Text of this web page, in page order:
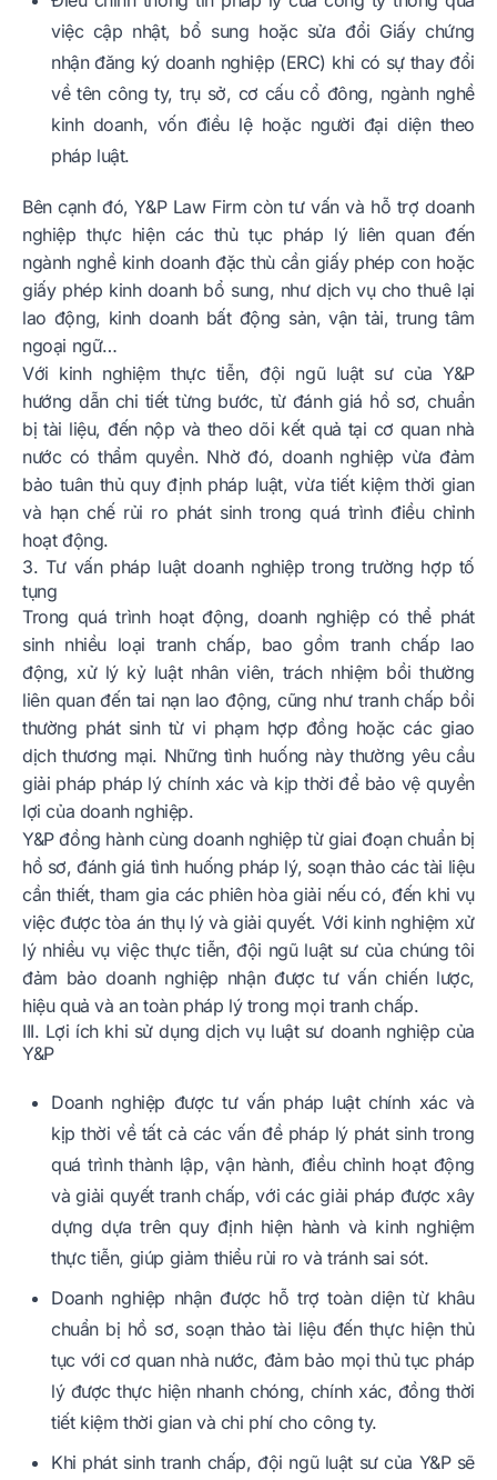
việc cập nhật, bổ sung hoặc sửa đổi Giấy chứng
nhận đăng ký doanh nghiệp (ERC) khi có sự thay đổi
về tên công ty, trụ sở, cơ cấu cổ đông, ngành nghề
kinh doanh, vốn điều lệ hoặc người đại diện theo
pháp luật.
Bên cạnh đó, Y&P Law Firm còn tư vấn và hỗ trợ doanh
nghiệp thực hiện các thủ tục pháp lý liên quan đến
ngành nghề kinh doanh đặc thù cần giấy phép con hoặc
giấy phép kinh doanh bổ sung, như dịch vụ cho thuê lại
lao động, kinh doanh bất động sản, vận tải, trung tâm
ngoại ngữ…
Với kinh nghiệm thực tiễn, đội ngũ luật sư của Y&P
hướng dẫn chi tiết từng bước, từ đánh giá hồ sơ, chuẩn
bị tài liệu, đến nộp và theo dõi kết quả tại cơ quan nhà
nước có thẩm quyền. Nhờ đó, doanh nghiệp vừa đảm
bảo tuân thủ quy định pháp luật, vừa tiết kiệm thời gian
và hạn chế rủi ro phát sinh trong quá trình điều chỉnh
hoạt động.
3. Tư vấn pháp luật doanh nghiệp trong trường hợp tố
tụng
Trong quá trình hoạt động, doanh nghiệp có thể phát
sinh nhiều loại tranh chấp, bao gồm tranh chấp lao
động, xử lý kỷ luật nhân viên, trách nhiệm bồi thường
liên quan đến tai nạn lao động, cũng như tranh chấp bồi
thường phát sinh từ vi phạm hợp đồng hoặc các giao
dịch thương mại. Những tình huống này thường yêu cầu
giải pháp pháp lý chính xác và kịp thời để bảo vệ quyền
lợi của doanh nghiệp.
Y&P đồng hành cùng doanh nghiệp từ giai đoạn chuẩn bị
hồ sơ, đánh giá tình huống pháp lý, soạn thảo các tài liệu
cần thiết, tham gia các phiên hòa giải nếu có, đến khi vụ
việc được tòa án thụ lý và giải quyết. Với kinh nghiệm xử
lý nhiều vụ việc thực tiễn, đội ngũ luật sư của chúng tôi
đảm bảo doanh nghiệp nhận được tư vấn chiến lược,
hiệu quả và an toàn pháp lý trong mọi tranh chấp.
III. Lợi ích khi sử dụng dịch vụ luật sư doanh nghiệp của
Y&P
Doanh nghiệp được tư vấn pháp luật chính xác và
kịp thời về tất cả các vấn đề pháp lý phát sinh trong
quá trình thành lập, vận hành, điều chỉnh hoạt động
và giải quyết tranh chấp, với các giải pháp được xây
dựng dựa trên quy định hiện hành và kinh nghiệm
thực tiễn, giúp giảm thiểu rủi ro và tránh sai sót.
Doanh nghiệp nhận được hỗ trợ toàn diện từ khâu
chuẩn bị hồ sơ, soạn thảo tài liệu đến thực hiện thủ
tục với cơ quan nhà nước, đảm bảo mọi thủ tục pháp
lý được thực hiện nhanh chóng, chính xác, đồng thời
tiết kiệm thời gian và chi phí cho công ty.
Khi phát sinh tranh chấp, đội ngũ luật sư của Y&P sẽ